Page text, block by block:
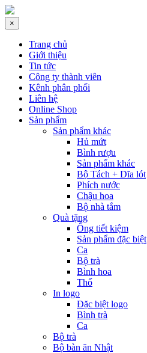
×
Trang chủ
Giới thiệu
Tin tức
Công ty thành viên
Kênh phân phối
Liên hệ
Online Shop
Sản phẩm
Sản phẩm khác
Hủ mứt
Bình rượu
Sản phẩm khác
Bộ Tách + Dĩa lót
Phích nước
Chậu hoa
Bộ nhà tắm
Quà tặng
Ống tiết kiệm
Sản phẩm đặc biệt
Ca
Bộ trà
Bình hoa
Thố
In logo
Đặc biệt logo
Bình trà
Ca
Bộ trà
Bộ bàn ăn Nhật